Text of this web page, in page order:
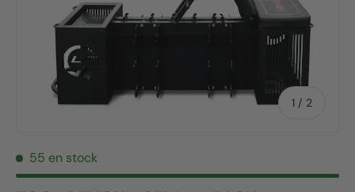
1 / de
2
55 en stock